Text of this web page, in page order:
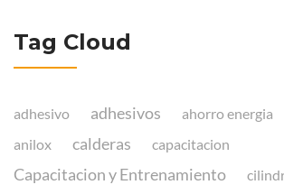
Tag Cloud
adhesivo adhesivos ahorro energia
anilox calderas capacitacion
Capacitacion y Entrenamiento